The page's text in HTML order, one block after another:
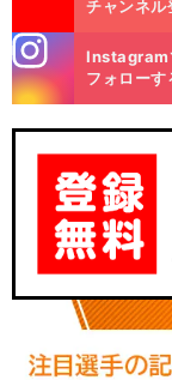
チャンネル
m
Instagram
フォローす